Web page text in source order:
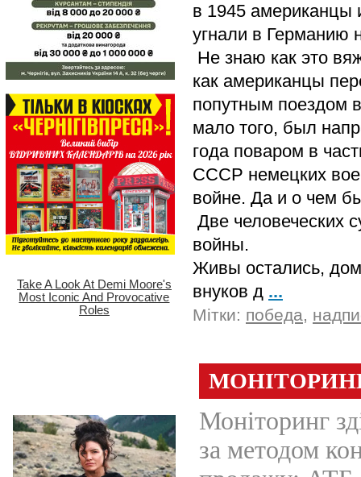
в 1945 американцы
угнали в Германию
Не знаю как это
как американцы
попутным поездом
мало того, был
года поваром в
СССР немецких
войне. Да и о чем
Две человеческих
войны.
Живы остались,
внуков д ...
Мітки: победа,